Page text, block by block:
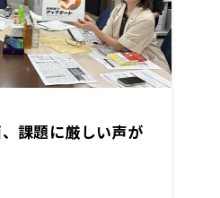
課題に厳しい声が